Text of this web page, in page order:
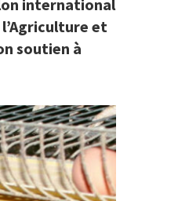
international
et
soutien à